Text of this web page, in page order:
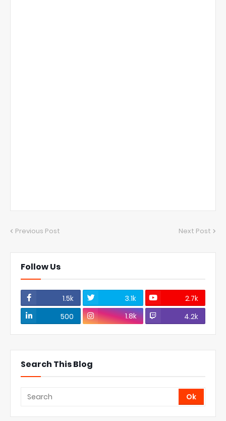
Previous Post Next Post
Follow Us
1.5k 3.1k
2.7k
500
1.8k 4.2k
Search This Blog